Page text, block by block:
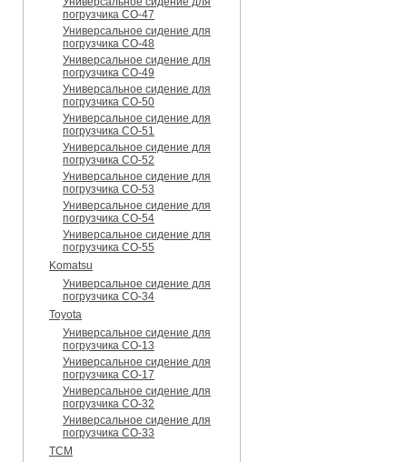
погрузчика CO-47
Универсальное сидение для
погрузчика CO-48
Универсальное сидение для
погрузчика CO-49
Универсальное сидение для
погрузчика CO-50
Универсальное сидение для
погрузчика CO-51
Универсальное сидение для
погрузчика CO-52
Универсальное сидение для
погрузчика CO-53
Универсальное сидение для
погрузчика CO-54
Универсальное сидение для
погрузчика CO-55
Komatsu
Универсальное сидение для
погрузчика CO-34
Toyota
Универсальное сидение для
погрузчика CO-13
Универсальное сидение для
погрузчика CO-17
Универсальное сидение для
погрузчика CO-32
Универсальное сидение для
погрузчика CO-33
TCM